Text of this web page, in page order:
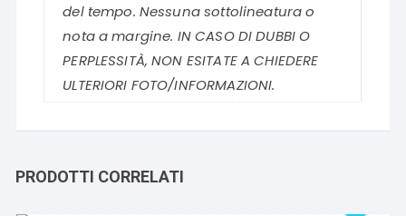
del tempo. Nessuna sottolineatura o
nota a margine. IN CASO DI DUBBI O
PERPLESSITÀ, NON ESITATE A CHIEDERE
ULTERIORI FOTO/INFORMAZIONI.
PRODOTTI CORRELATI